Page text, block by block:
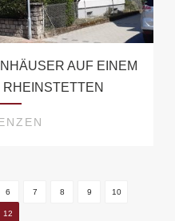
AUF EINEM
6 7 8 9 10
12